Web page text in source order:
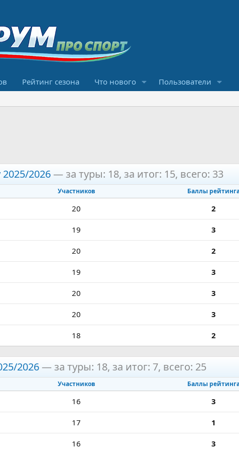
Рейтинг сезона Что нового Пользователи
2026— за туры: 18, за итог: 15, всего: 33
Участников Баллы
20 2
19 3
20 2
19 3
20 3
20 3
18 2
2026— за туры: 18, за итог: 7, всего: 25
Участников Баллы
16 3
17 1
16 3